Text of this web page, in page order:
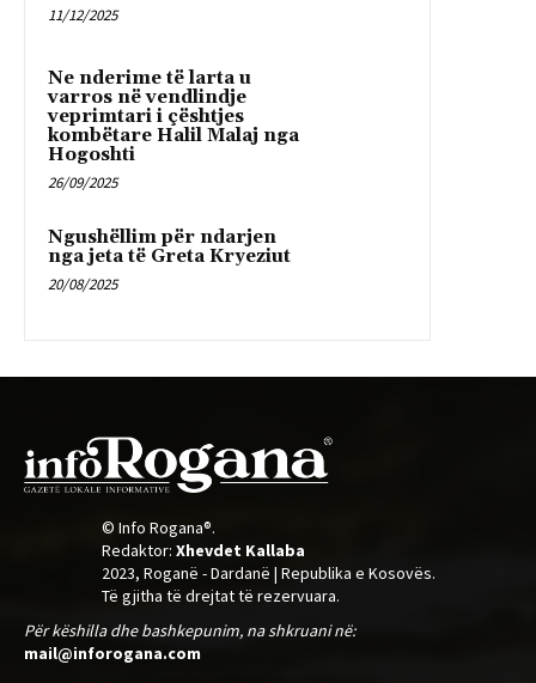
11/12/2025
Ne nderime të larta u
varros në vendlindje
veprimtari i çështjes
kombëtare Halil Malaj nga
Hogoshti
26/09/2025
Ngushëllim për ndarjen
nga jeta të Greta Kryeziut
20/08/2025
© Info Rogana®.
Redaktor: Xhevdet Kallaba
2023, Roganë - Dardanë | Republika e Kosovës.
Të gjitha të drejtat të rezervuara.
Për këshilla dhe bashkepunim, na shkruani në:
mail@inforogana.com